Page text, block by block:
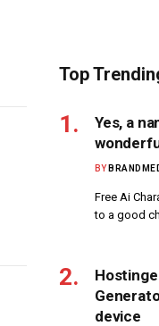
Top
Yes, a
BY
Free Ai
to a good
device